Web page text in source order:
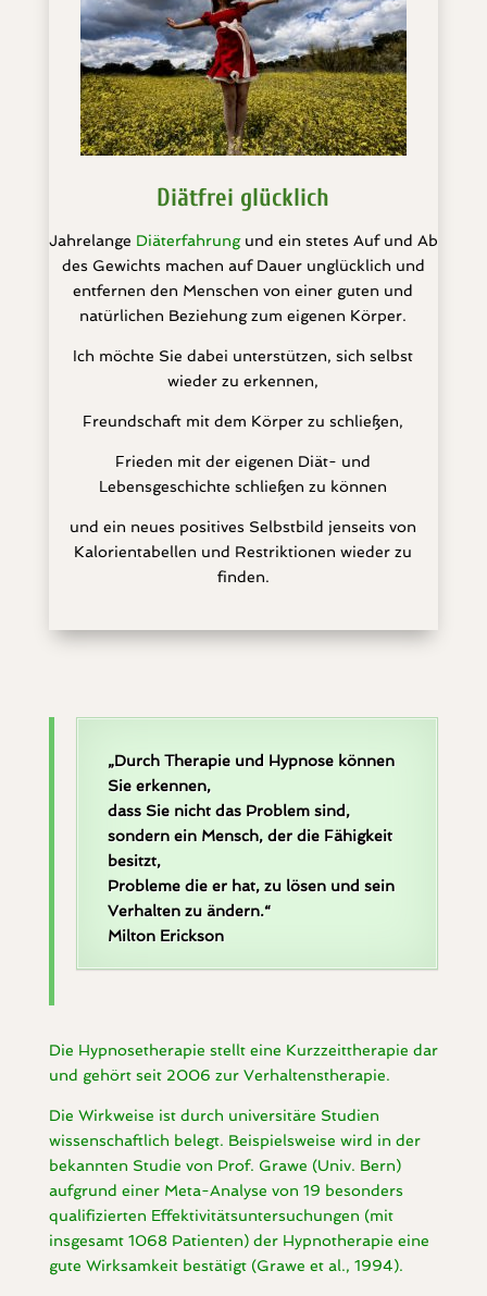
Diätfrei glücklich
Jahrelange Diäterfahrung und ein stetes Auf und Ab
des Gewichts machen auf Dauer unglücklich und
entfernen den Menschen von einer guten und
natürlichen Beziehung zum eigenen Körper.
Ich möchte Sie dabei unterstützen, sich selbst
wieder zu erkennen,
Freundschaft mit dem Körper zu schließen,
Frieden mit der eigenen Diät- und
Lebensgeschichte schließen zu können
und ein neues positives Selbstbild jenseits von
Kalorientabellen und Restriktionen wieder zu
finden.
„Durch Therapie und Hypnose können
Sie erkennen,
dass Sie nicht das Problem sind,
sondern ein Mensch, der die Fähigkeit
besitzt,
Probleme die er hat, zu lösen und sein
Verhalten zu ändern.“
Milton Erickson
Die Hypnosetherapie stellt eine Kurzzeittherapie dar
und gehört seit 2006 zur Verhaltenstherapie.
Die Wirkweise ist durch universitäre Studien
wissenschaftlich belegt. Beispielsweise wird in der
bekannten Studie von Prof. Grawe (Univ. Bern)
aufgrund einer Meta-Analyse von 19 besonders
qualifizierten Effektivitätsuntersuchungen (mit
insgesamt 1068 Patienten) der Hypnotherapie eine
gute Wirksamkeit bestätigt (Grawe et al., 1994).